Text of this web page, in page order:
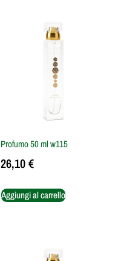
Profumo 50 ml w115
26,10€
Aggiungi al carrello